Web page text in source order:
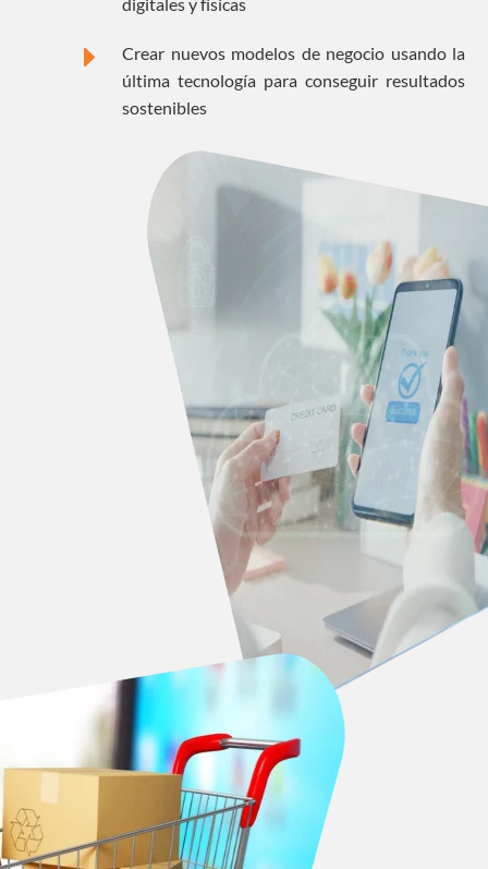
E
Crear nuevos modelos de negocio usando la
última tecnología para conseguir resultados
sostenibles